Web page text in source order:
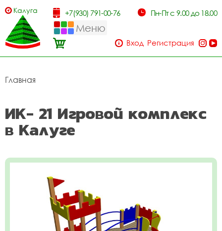
Калуга +7(930) 791-00-76 Пн-Пт с 9.00 до 18.00
Меню
Вход Регистрация
Главная
ИК- 21 Игровой комплекс
в Калуге